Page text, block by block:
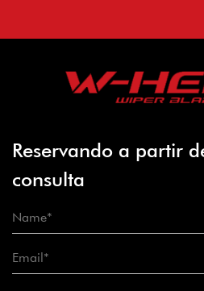
Reservando a partir
consulta